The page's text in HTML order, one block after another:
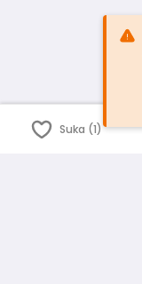
Suka (1)